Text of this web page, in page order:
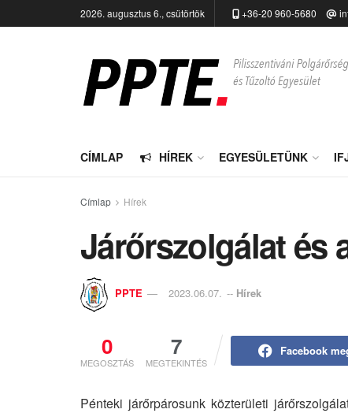
2026. augusztus 6., csütörtök +36-20 960-5680
CÍMLAP HÍREK EGYESÜLETÜNK
Címlap Hírek
Járőrszolgálat és
PPTE 2023.06.07. -- Hírek
0
MEGOSZTÁS
7
MEGTEKINTÉS
Facebook
Pénteki járőrpárosunk közterületi